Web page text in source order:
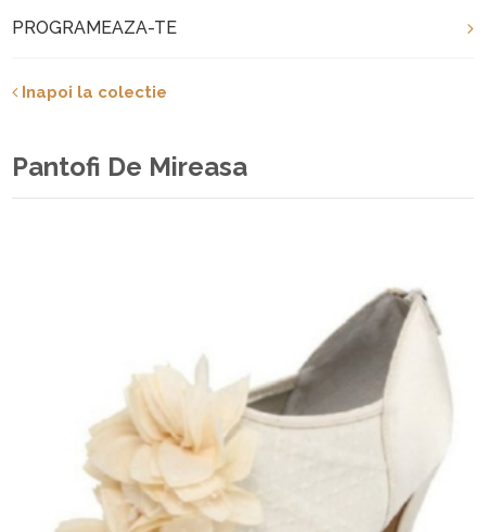
PROGRAMEAZA-TE
Inapoi la colectie
Pantofi De Mireasa